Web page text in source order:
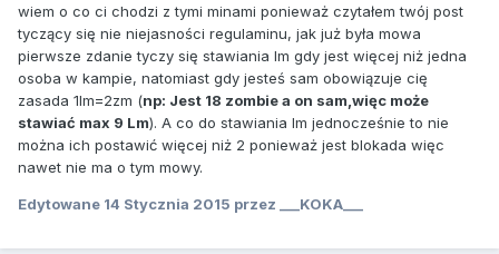
wiem o co ci chodzi z tymi minami ponieważ czytałem twój post
tyczący się nie niejasności regulaminu, jak już była mowa
pierwsze zdanie tyczy się stawiania lm gdy jest więcej niż jedna
osoba w kampie, natomiast gdy jesteś sam obowiązuje cię
zasada 1lm=2zm (np: Jest 18 zombie a on sam,więc może
stawiać max 9 Lm). A co do stawiania lm jednocześnie to nie
można ich postawić więcej niż 2 ponieważ jest blokada więc
nawet nie ma o tym mowy.
Edytowane 14 Stycznia 2015 przez ___KOKA___